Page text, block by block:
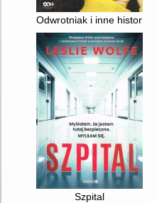
Odwrotniak i inne historie
Szpital